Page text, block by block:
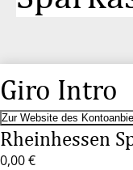
Giro Intro
Zur Website des
Rheinhessen
0,00 €